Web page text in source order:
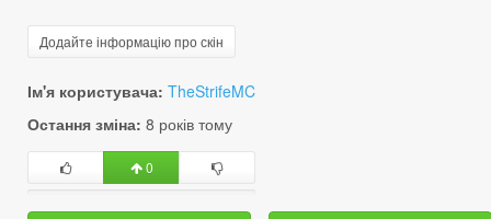
Додайте інформацію про скін
Ім'я користувача: TheStrifeMC
Остання зміна: 8 років тому
0